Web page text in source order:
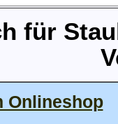
für
Onlineshop